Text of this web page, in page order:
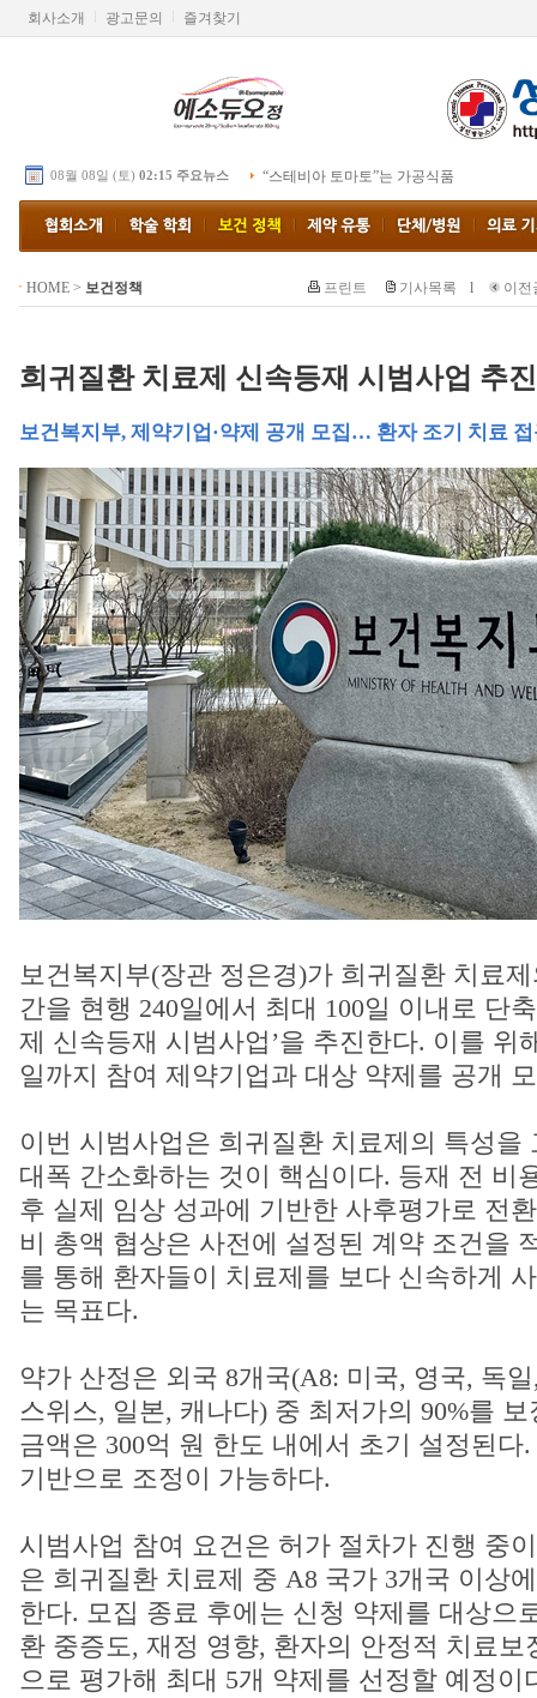
회사소개 광고문의 즐겨찾기
08월 08일 (토) 02:15 주요뉴스 “스테비아 토마토”는 가공식품
HOME> 보건정책 프린트 기사목록 l 이전
희귀질환 치료제 신속등재 시범사업 추진
보건복지부, 제약기업·약제 공개 모집… 환자 조기 치료
보건복지부(장관 정은경)가 희귀질환 치료
간을 현행 240일에서 최대 100일 이내로 단
제 신속등재 시범사업’을 추진한다. 이를 위
일까지 참여 제약기업과 대상 약제를 공개
이번 시범사업은 희귀질환 치료제의 특성을
대폭 간소화하는 것이 핵심이다. 등재 전 비
후 실제 임상 성과에 기반한 사후평가로 전
비 총액 협상은 사전에 설정된 계약 조건을
를 통해 환자들이 치료제를 보다 신속하게
는 목표다.
약가 산정은 외국 8개국(A8: 미국, 영국, 독
스위스, 일본, 캐나다) 중 최저가의 90%를
금액은 300억 원 한도 내에서 초기 설정된다
기반으로 조정이 가능하다.
시범사업 참여 요건은 허가 절차가 진행 중
은 희귀질환 치료제 중 A8 국가 3개국 이상
한다. 모집 종료 후에는 신청 약제를 대상으
환 중증도, 재정 영향, 환자의 안정적 치료보
으로 평가해 최대 5개 약제를 선정할 예정이